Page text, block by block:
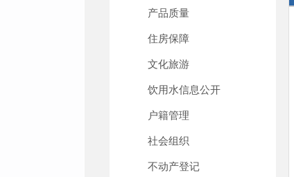
产品质量
住房保障
文化旅游
饮用水信息公开
户籍管理
社会组织
不动产登记